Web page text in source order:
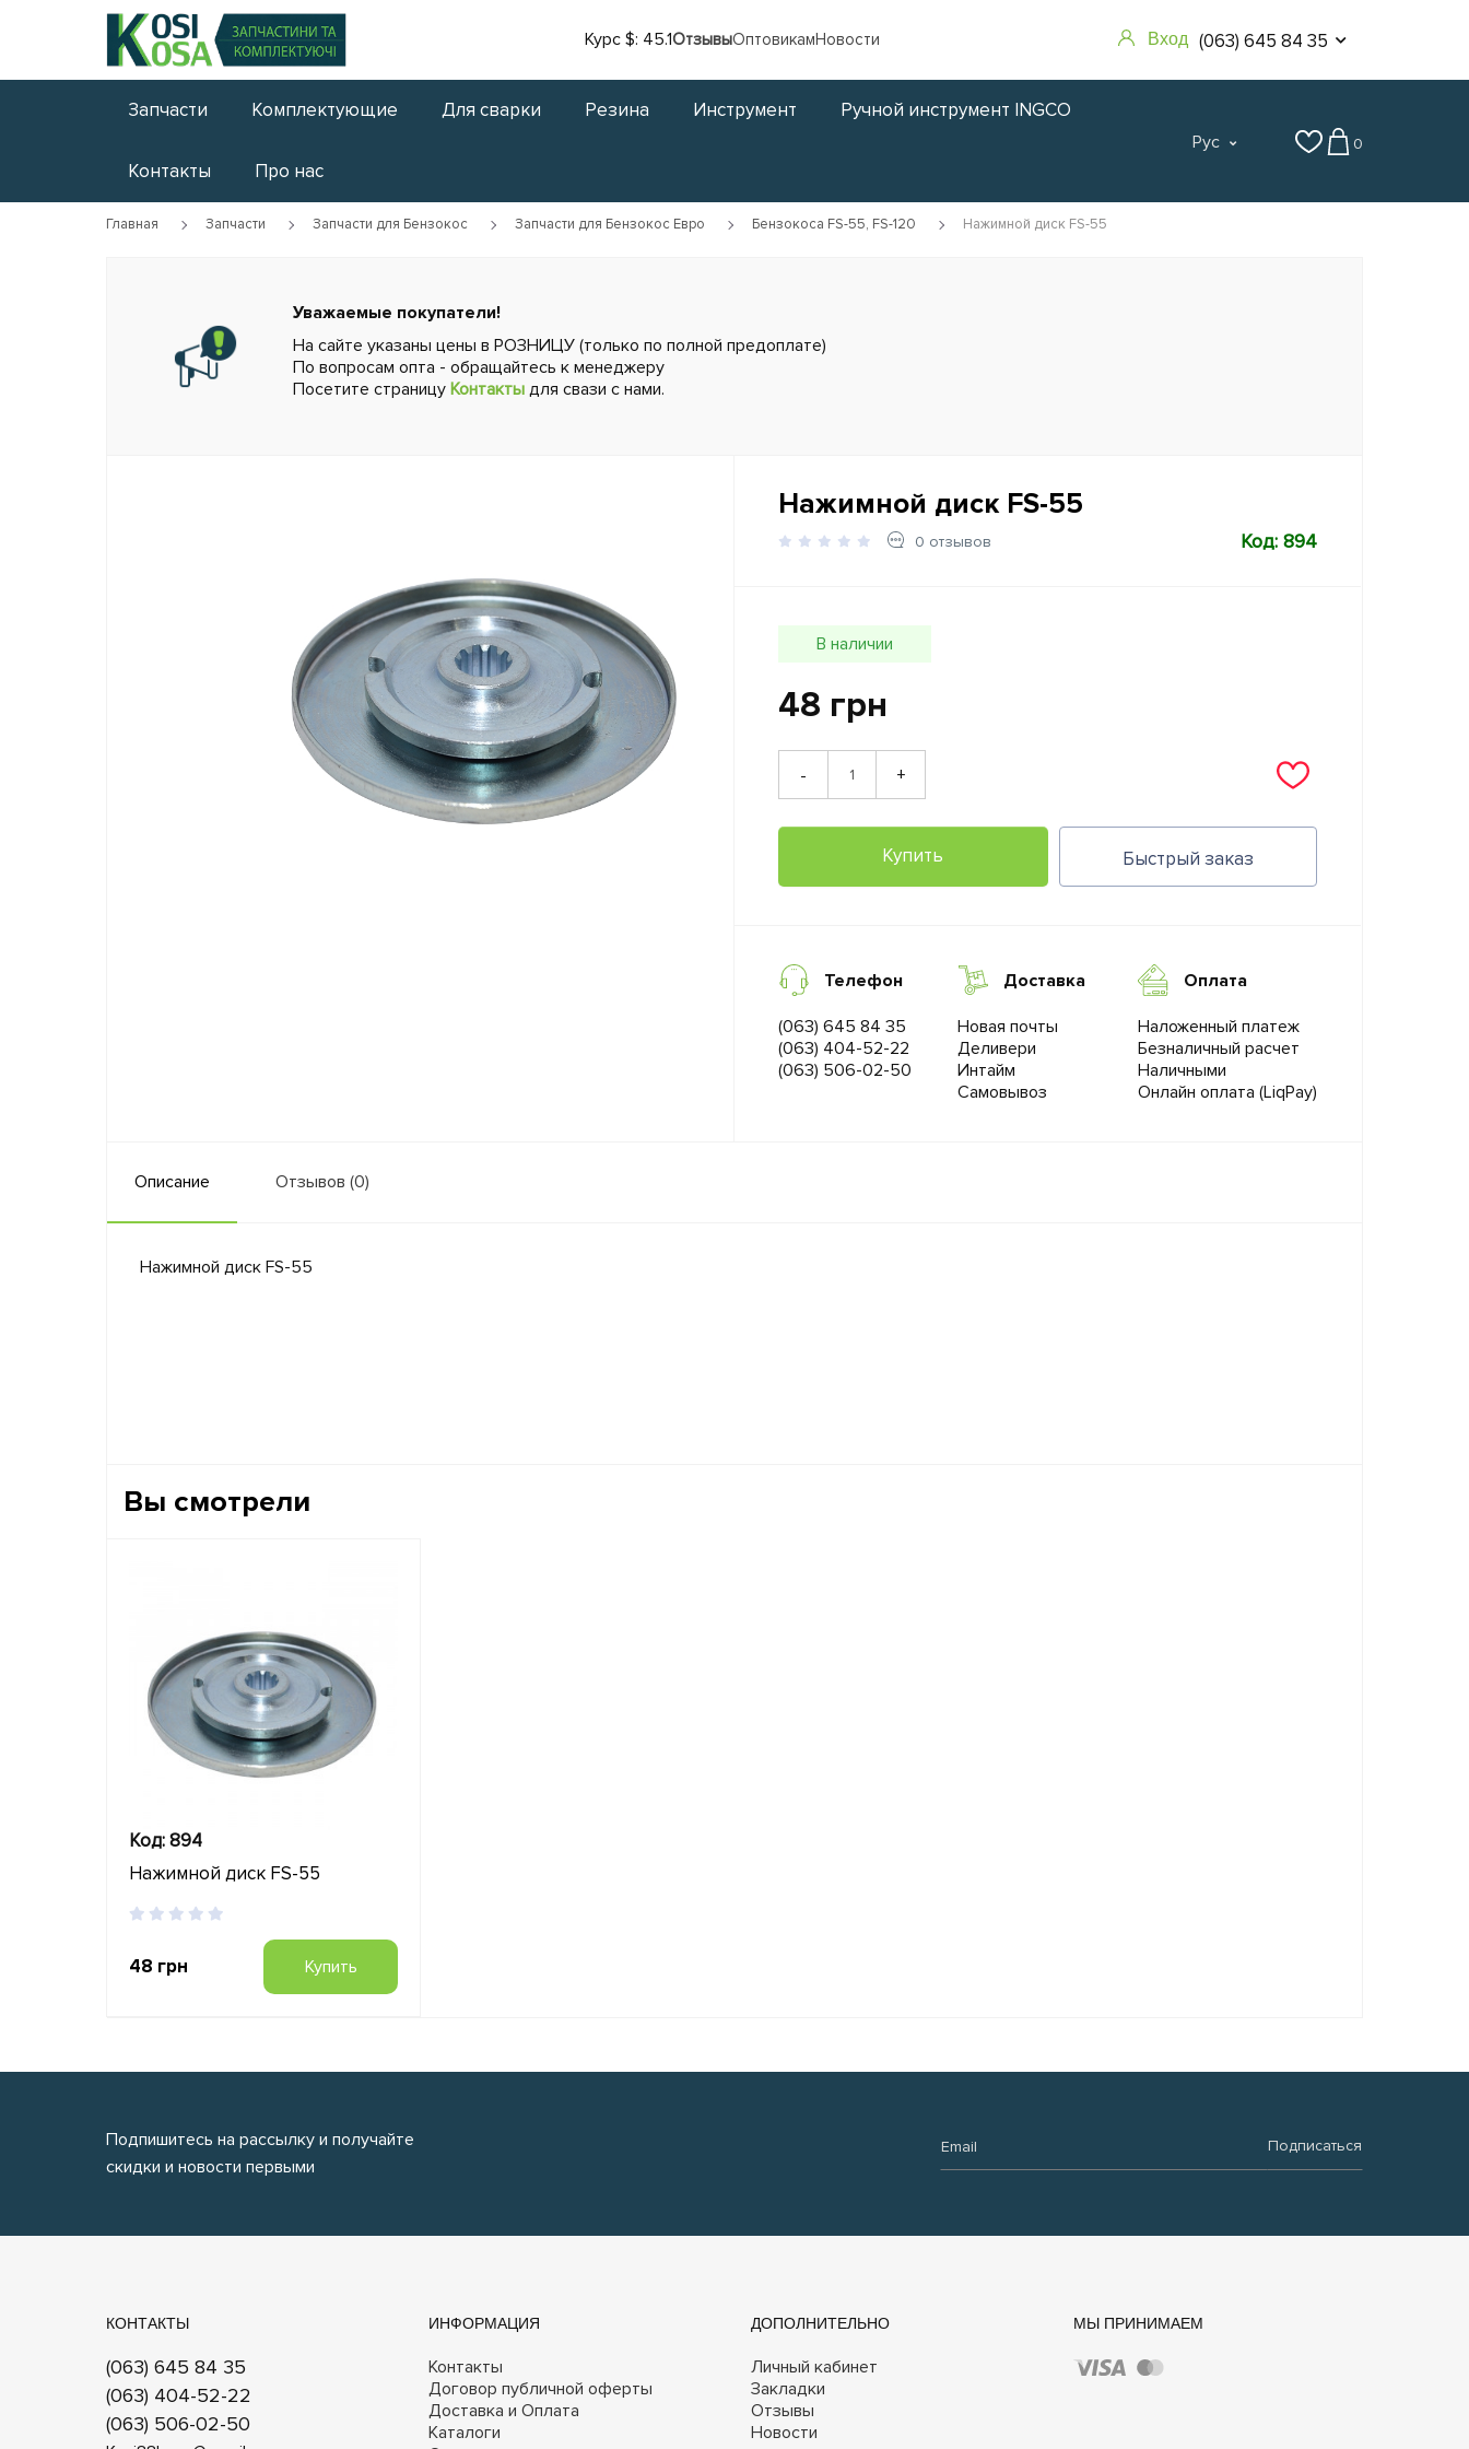
Курс $: 45.1ОтзывыОптовикамНовости Вход (063) 645 84 35
Запчасти Комплектующие Для сварки Резина Инструмент Ручной инструмент INGCO
Контакты Про нас
Рус 0
Главная Запчасти Запчасти для Бензокос Запчасти для Бензокос Евро Бензокоса FS-55, FS-120 Нажимной диск FS-55
Уважаемые покупатели!
На сайте указаны цены в РОЗНИЦУ (только по полной предоплате)
По вопросам опта - обращайтесь к менеджеру
Посетите страницу Контакты для свази с нами.
Нажимной диск FS-55
0 отзывов Код: 894
В наличии
48 грн
- +
Купить Быстрый заказ
Телефон
(063) 645 84 35
(063) 404-52-22
(063) 506-02-50
Доставка
Новая почты
Деливери
Интайм
Самовывоз
Оплата
Наложенный платеж
Безналичный расчет
Наличными
Онлайн оплата (LiqPay)
Описание Отзывов (0)
Нажимной диск FS-55
Вы смотрели
Код: 894
Нажимной диск FS-55
48 грн Купить
Подпишитесь на рассылку и получайте
скидки и новости первыми
Подписаться
КОНТАКТЫ
(063) 645 84 35
(063) 404-52-22
(063) 506-02-50
ИНФОРМАЦИЯ
Контакты
Договор публичной оферты
Доставка и Оплата
Каталоги
ДОПОЛНИТЕЛЬНО
Личный кабинет
Закладки
Отзывы
Новости
МЫ ПРИНИМАЕМ